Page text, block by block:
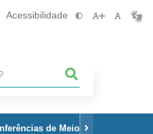
Acessibilidade
de Meio Ambiente